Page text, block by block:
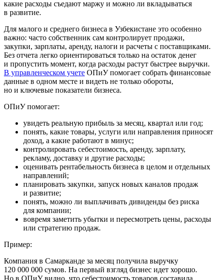
какие расходы съедают маржу и можно ли вкладываться
в развитие.
Для малого и среднего бизнеса в Узбекистане это особенно
важно: часто собственник сам контролирует продажи,
закупки, зарплаты, аренду, налоги и расчеты с поставщиками.
Без отчета легко ориентироваться только на остаток денег
и пропустить момент, когда расходы растут быстрее выручки.
В управленческом учете ОПиУ помогает собрать финансовые
данные в одном месте и видеть не только обороты,
но и ключевые показатели бизнеса.
ОПиУ помогает:
увидеть реальную прибыль за месяц, квартал или год;
понять, какие товары, услуги или направления приносят
доход, а какие работают в минус;
контролировать себестоимость, аренду, зарплату,
рекламу, доставку и другие расходы;
оценивать рентабельность бизнеса в целом и отдельных
направлений;
планировать закупки, запуск новых каналов продаж
и развитие;
понять, можно ли выплачивать дивиденды без риска
для компании;
вовремя заметить убытки и пересмотреть цены, расходы
или стратегию продаж.
Пример:
Компания в Самарканде за месяц получила выручку
120 000 000 сумов. На первый взгляд бизнес идет хорошо.
Но в ОПиУ видно, что себестоимость товаров составила